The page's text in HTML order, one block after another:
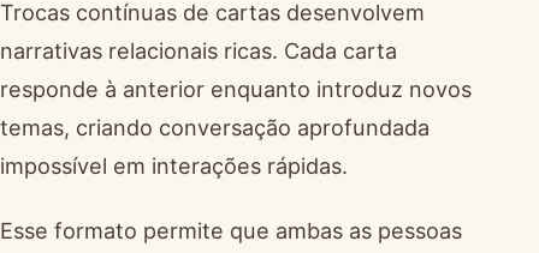
Trocas contínuas de cartas desenvolvem
narrativas relacionais ricas. Cada carta
responde à anterior enquanto introduz novos
temas, criando conversação aprofundada
impossível em interações rápidas.
Esse formato permite que ambas as pessoas